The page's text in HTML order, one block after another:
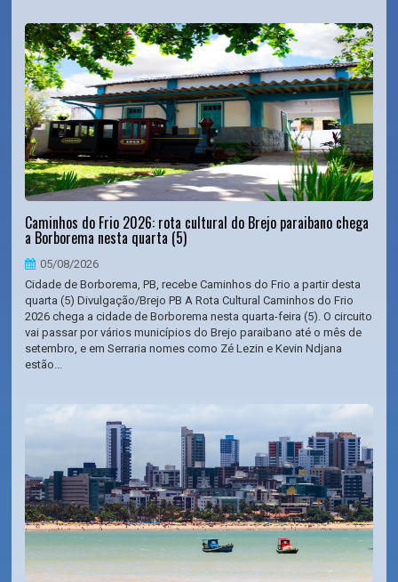
Caminhos do Frio 2026: rota cultural do Brejo paraibano chega
a Borborema nesta quarta (5)
05/08/2026
Cidade de Borborema, PB, recebe Caminhos do Frio a partir desta
quarta (5) Divulgação/Brejo PB A Rota Cultural Caminhos do Frio
2026 chega a cidade de Borborema nesta quarta-feira (5). O circuito
vai passar por vários municípios do Brejo paraibano até o mês de
setembro, e em Serraria nomes como Zé Lezin e Kevin Ndjana
estão...